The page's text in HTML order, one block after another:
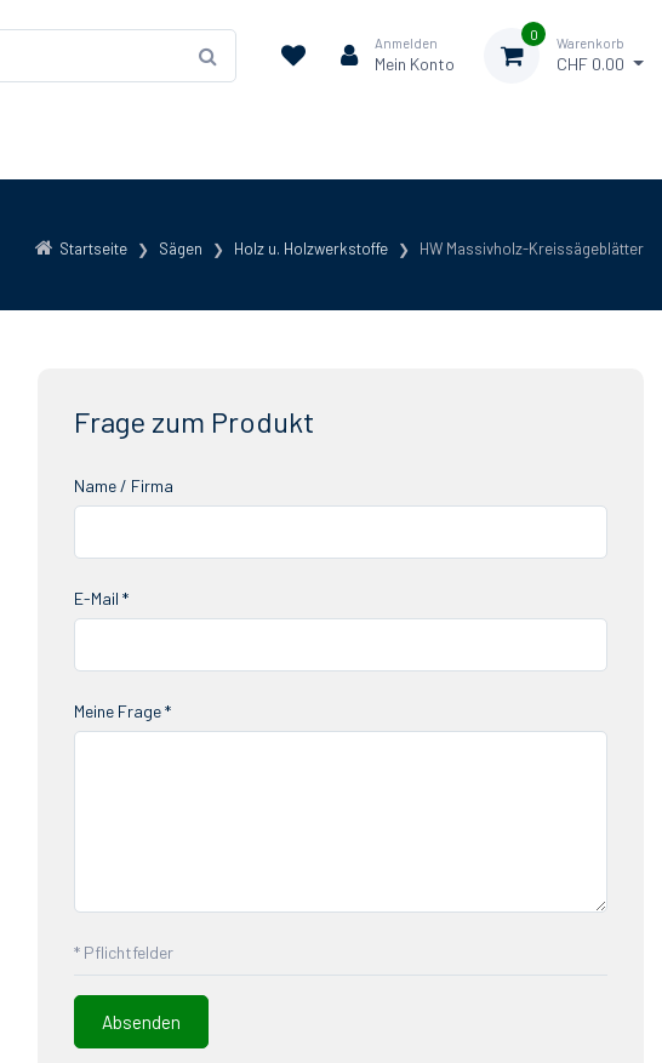
Anmelden
Mein Konto
0
Warenkorb
CHF 0.00
Startseite Sägen Holz u. Holzwerkstoffe HW Massivholz-Kreissägeblätter
Frage zum Produkt
Name / Firma
E-Mail *
Meine Frage *
* Pflichtfelder